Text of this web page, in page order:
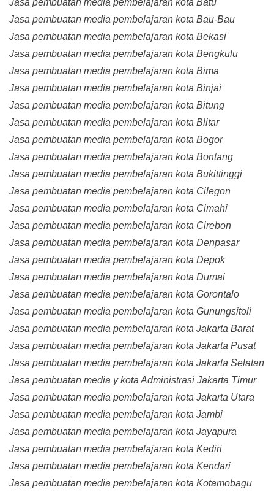
Jasa pembuatan media pembelajaran kota Batu
Jasa pembuatan media pembelajaran kota Bau-Bau
Jasa pembuatan media pembelajaran kota Bekasi
Jasa pembuatan media pembelajaran kota Bengkulu
Jasa pembuatan media pembelajaran kota Bima
Jasa pembuatan media pembelajaran kota Binjai
Jasa pembuatan media pembelajaran kota Bitung
Jasa pembuatan media pembelajaran kota Blitar
Jasa pembuatan media pembelajaran kota Bogor
Jasa pembuatan media pembelajaran kota Bontang
Jasa pembuatan media pembelajaran kota Bukittinggi
Jasa pembuatan media pembelajaran kota Cilegon
Jasa pembuatan media pembelajaran kota Cimahi
Jasa pembuatan media pembelajaran kota Cirebon
Jasa pembuatan media pembelajaran kota Denpasar
Jasa pembuatan media pembelajaran kota Depok
Jasa pembuatan media pembelajaran kota Dumai
Jasa pembuatan media pembelajaran kota Gorontalo
Jasa pembuatan media pembelajaran kota Gunungsitoli
Jasa pembuatan media pembelajaran kota Jakarta Barat
Jasa pembuatan media pembelajaran kota Jakarta Pusat
Jasa pembuatan media pembelajaran kota Jakarta Selatan
Jasa pembuatan media y kota Administrasi Jakarta Timur
Jasa pembuatan media pembelajaran kota Jakarta Utara
Jasa pembuatan media pembelajaran kota Jambi
Jasa pembuatan media pembelajaran kota Jayapura
Jasa pembuatan media pembelajaran kota Kediri
Jasa pembuatan media pembelajaran kota Kendari
Jasa pembuatan media pembelajaran kota Kotamobagu